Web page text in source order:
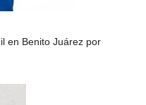
en Benito Juárez por